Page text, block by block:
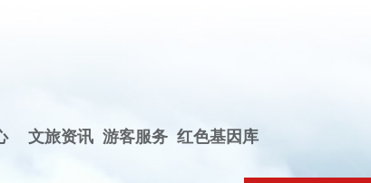
文旅资讯 游客服务 红色基因库